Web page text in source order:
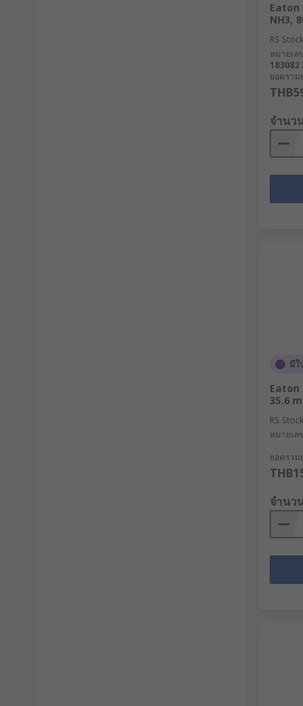
Eaton
NH3,
RS
หมายเล
183082
ยอดรวม
จำนว
มีใ
Eaton
35.6
RS
หมายเล
ยอดรว
จำนว